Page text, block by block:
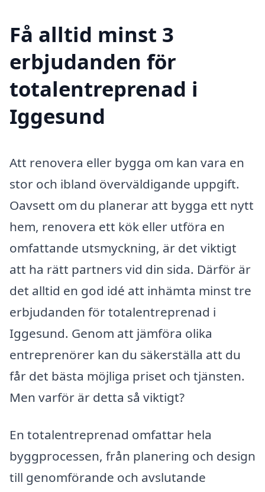
Få alltid minst 3
erbjudanden för
totalentreprenad i
Iggesund
Att renovera eller bygga om kan vara en
stor och ibland överväldigande uppgift.
Oavsett om du planerar att bygga ett nytt
hem, renovera ett kök eller utföra en
omfattande utsmyckning, är det viktigt
att ha rätt partners vid din sida. Därför är
det alltid en god idé att inhämta minst tre
erbjudanden för totalentreprenad i
Iggesund. Genom att jämföra olika
entreprenörer kan du säkerställa att du
får det bästa möjliga priset och tjänsten.
Men varför är detta så viktigt?
En totalentreprenad omfattar hela
byggprocessen, från planering och design
till genomförande och avslutande